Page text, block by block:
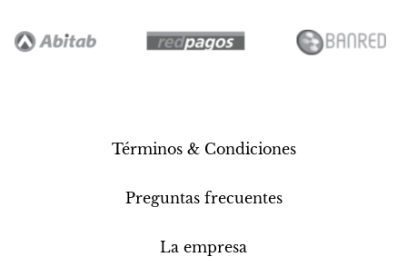
Términos & Condiciones
Preguntas frecuentes
La empresa